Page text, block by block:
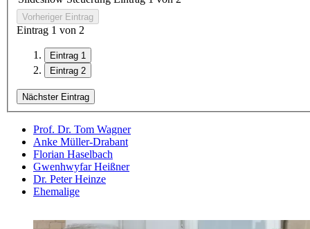
Vorheriger Eintrag
Eintrag 1 von 2
Eintrag 1
Eintrag 2
Nächster Eintrag
Prof. Dr. Tom Wagner
Anke Müller-Drabant
Florian Haselbach
Gwenhwyfar Heißner
Dr. Peter Heinze
Ehemalige